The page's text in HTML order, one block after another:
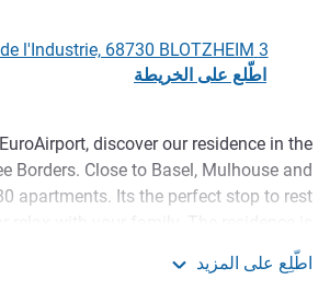
3 Rue de l'Industrie, 68730 BLOTZHEIM, فرنسا
اطّلع على الخريطة
الوصف
discover our residence in the
Borders. Close to Basel, Mulhouse and
apartments. Its the perfect stop to rest
place to stay before your flight. We can
to the airport with our network of partner
اطّلِع على المزيد